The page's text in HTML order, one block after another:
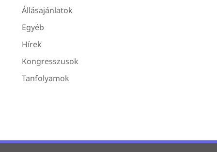
Állásajánlatok
Egyéb
Hírek
Kongresszusok
Tanfolyamok